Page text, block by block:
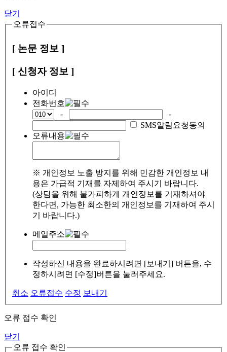
닫기
오류접수
[ 논문 정보 ]
[ 신청자 정보 ]
아이디
전화번호
-
-
SMS알림요청동의
오류내용
※ 개인정보 노출 방지를 위해 민감한 개인정보 내
용은 가급적 기재를 자제하여 주시기 바랍니다.
(상담을 위해 불가피하게 개인정보를 기재하셔야
한다면, 가능한 최소한의 개인정보를 기재하여 주시
기 바랍니다.)
메일주소
작성하신 내용을 완료하시려면 [보내기] 버튼을, 수
정하시려면 [수정]버튼을 눌러주세요.
취소 오류접수 수정 보내기
오류 접수 확인
닫기
오류 접수 확인